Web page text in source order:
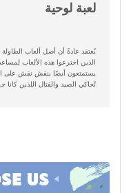
لعبة لوحية
يُعتقد عادةً أن أصل ألعاب الطاولة
الذين اخترعوا هذه الألعاب
يستمتعون أيضًا بنقش نقش على
تُحاكي الصيد والقتال اللذين كانا